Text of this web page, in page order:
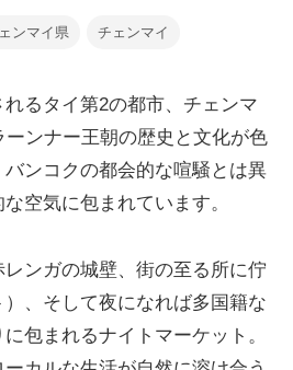
ンマイ県 チェンマイ
れるタイ第2の都市、チェンマ
ーンナー王朝の歴史と文化が色
ンコクの都会的な喧騒とは異
空気に包まれています。
レンガの城壁、街の至る所に佇
、そして夜になれば多国籍な
包まれるナイトマーケット。